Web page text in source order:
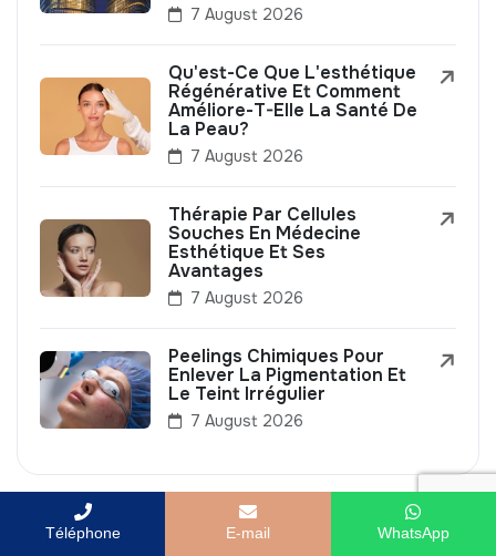
7 August 2026
Qu'est-Ce Que L'esthétique
Régénérative Et Comment
Améliore-T-Elle La Santé De
La Peau?
7 August 2026
Thérapie Par Cellules
Souches En Médecine
Esthétique Et Ses
Avantages
7 August 2026
Peelings Chimiques Pour
Enlever La Pigmentation Et
Le Teint Irrégulier
7 August 2026
Popular Posts
Téléphone E-mail WhatsApp